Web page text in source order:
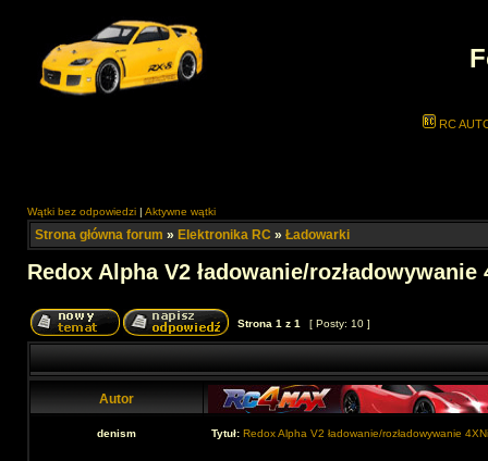
RC
Wątki bez odpowiedzi | Aktywne wątki
Strona główna forum » Elektronika RC » Ładowarki
Redox Alpha V2 ładowanie/rozładowywanie
Strona 1 z 1 [ Posty: 10 ]
Autor
denism Tytuł: Redox Alpha V2 ładowanie/rozładowywanie